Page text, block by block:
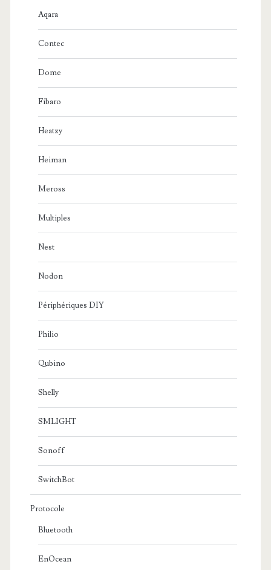
Aqara
Contec
Dome
Fibaro
Heatzy
Heiman
Meross
Multiples
Nest
Nodon
Périphériques DIY
Philio
Qubino
Shelly
SMLIGHT
Sonoff
SwitchBot
Protocole
Bluetooth
EnOcean